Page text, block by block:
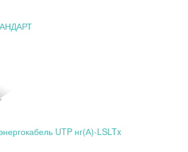
UTP нг(А)-LSLTx